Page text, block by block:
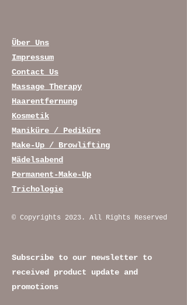
Über Uns
Impressum
Contact Us
Massage Therapy
Haarentfernung
Kosmetik
Maniküre / Pediküre
Make-Up / Browlifting
Mädelsabend
Permanent-Make-Up
Trichologie
© Copyrights 2023. All Rights Reserved
Subscribe to our newsletter to
received product update and
promotions